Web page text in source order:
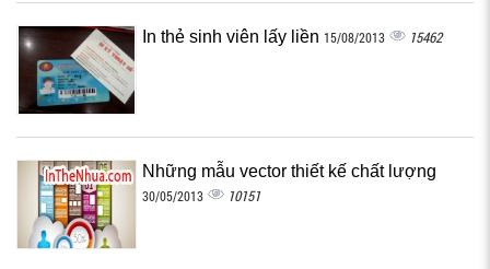
In thẻ sinh viên lấy liền 15/08/2013 15462
Những mẫu vector thiết kế chất lượng
30/05/2013 10151